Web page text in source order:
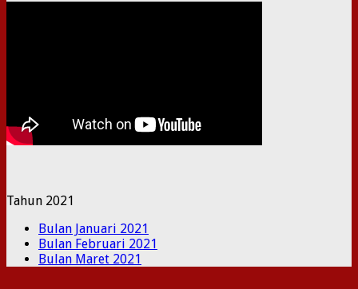
Tahun 2021
Bulan Januari 2021
Bulan Februari 2021
Bulan Maret 2021